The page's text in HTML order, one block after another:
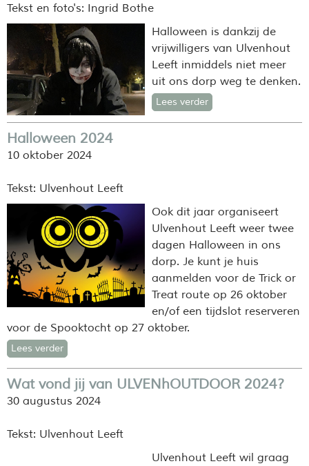
Tekst en foto's: Ingrid Bothe
Halloween is dankzij de
vrijwilligers van Ulvenhout
Leeft inmiddels niet meer
uit ons dorp weg te denken.
Lees verder
Halloween 2024
10 oktober 2024
Tekst: Ulvenhout Leeft
Ook dit jaar organiseert
Ulvenhout Leeft weer twee
dagen Halloween in ons
dorp. Je kunt je huis
aanmelden voor de Trick or
Treat route op 26 oktober
en/of een tijdslot reserveren
voor de Spooktocht op 27 oktober.
Lees verder
Wat vond jij van ULVENhOUTDOOR 2024?
30 augustus 2024
Tekst: Ulvenhout Leeft
Ulvenhout Leeft wil graag